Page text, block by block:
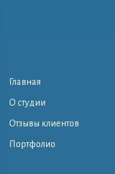
Главная
О студии
Отзывы клиентов
Портфолио